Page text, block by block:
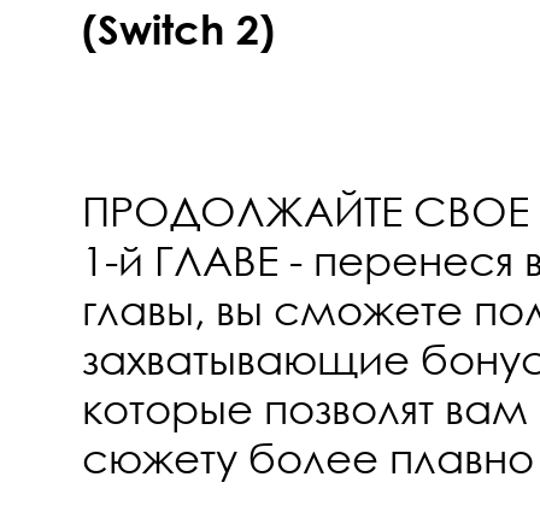
(Switch 2)
ПРОДОЛЖАЙТЕ СВОЕ
1-й ГЛАВЕ - перенеся
главы, вы сможете
захватывающие
которые позволят
сюжету более плавно